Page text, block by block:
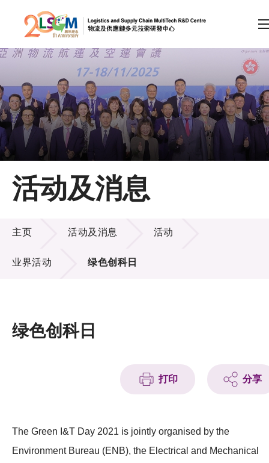
跳到内容（按回车键）
会员登录
A A EN 繁 简
主页
关于LSCM
技术商品化
项目及资助计划
活动及消息
科技分享
会籍
活动及消息
活动及消息
主页 活动及消息 活动
业界活动 绿色创科日
绿色创科日
打印 分享
The Green I&T Day 2021 is jointly organised by the
Environment Bureau (ENB), the Electrical and Mechanical